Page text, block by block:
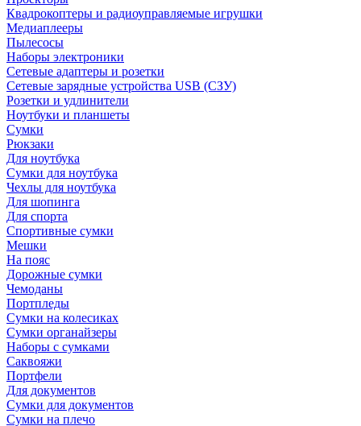
Квадрокоптеры и радиоуправляемые игрушки
Медиаплееры
Пылесосы
Наборы электроники
Сетевые адаптеры и розетки
Сетевые зарядные устройства USB (СЗУ)
Розетки и удлинители
Ноутбуки и планшеты
Сумки
Рюкзаки
Для ноутбука
Сумки для ноутбука
Чехлы для ноутбука
Для шопинга
Для спорта
Спортивные сумки
Мешки
На пояс
Дорожные сумки
Чемоданы
Портпледы
Сумки на колесиках
Сумки органайзеры
Наборы с сумками
Саквояжи
Портфели
Для документов
Сумки для документов
Сумки на плечо